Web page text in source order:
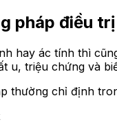
pháp điều
hay ác tính thì
u, triệu chứng và
thường chỉ định